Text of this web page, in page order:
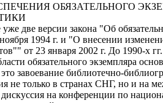
ОБЯЗАТЕЛЬНОГО
две версии закона "Об
1994 г. и "О внесении
от 23 января 2002 г. До 1990-х
обязательного экземпляра
завоевание библиотечно-
не только в странах СНГ, но и на
дискуссия на конференции по